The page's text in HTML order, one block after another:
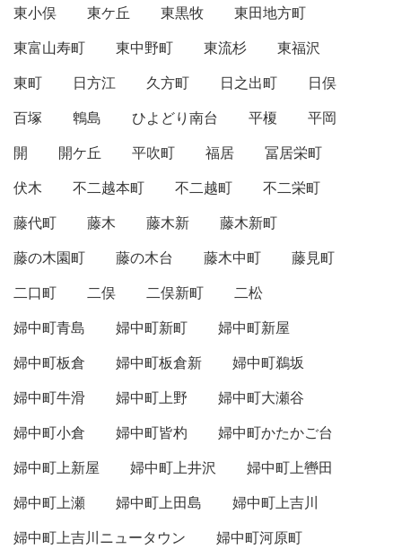
東小俣 東ケ丘 東黒牧
東田地方町
東富山寿町
東中野町 東流杉
東福沢
東町
日方江 久方町 日之出町
日俣
百塚
鵯島 ひよどり南台 平榎
平岡
開
開ケ丘 平吹町 福居
冨居栄町
伏木
不二越本町 不二越町
不二栄町
藤代町
藤木 藤木新
藤木新町
藤の木園町
藤の木台 藤木中町
藤見町
二口町
二俣 二俣新町
二松
婦中町青島
婦中町新町
婦中町新屋
婦中町板倉
婦中町板倉新
婦中町鵜坂
婦中町牛滑
婦中町上野
婦中町大瀬谷
婦中町小倉
婦中町皆杓
婦中町かたかご台
婦中町上新屋
婦中町上井沢
婦中町上轡田
婦中町上瀬
婦中町上田島
婦中町上吉川
婦中町上吉川ニュータウン
婦中町河原町